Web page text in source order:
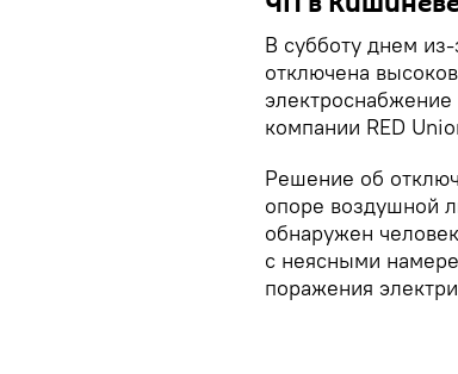
В субботу днем
отключена
компании RED
Решение об
опоре воздушной
обнаружен
с неясными
поражения